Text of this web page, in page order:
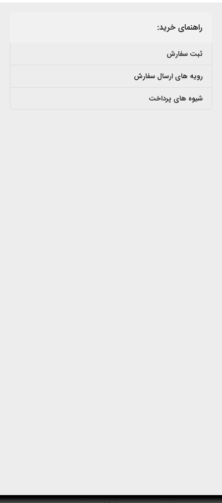
راهنمای خرید:
ثبت سفارش
رویه های ارسال سفارش
شیوه های پرداخت